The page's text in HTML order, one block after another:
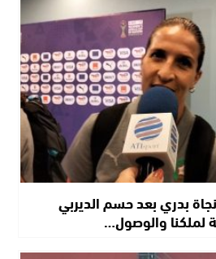
السيدات 2026- نجاة بدري بعد حسم الديربي
لملكنا والوصول…